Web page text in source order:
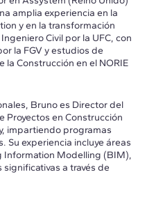
amplia experiencia en la
y en la transformación
Civil por la UFC, con
la FGV y estudios de
la Construcción en el NORIE
Bruno es Director del
Proyectos en Construcción
impartiendo programas
Su experiencia incluye áreas
Information Modelling (BIM),
a través de